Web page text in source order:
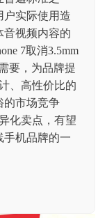
户实际使用造
音视频内容的
7取消3.5mm
要，为品牌提
、高性价比的
的市场竞争
化卖点，有望
手机品牌的一